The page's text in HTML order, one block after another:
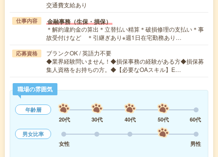
交通費支給あり
仕事内容 金融事務（生保・損保）
＊解約違約金の算出＊立替払い精算＊破損修理の支払い＊事
故受付けなど ＊引継ぎあり※週1日在宅勤務あり…
応募資格
ブランクOK / 英語力不要
◆業界経験問いません！◆損保事務の経験がある方◆損保募
集人資格をお持ちの方。◆【必要なOAスキル】E…
職場の雰囲気
年齢層
20代
30代 40代 50代
60代
男女比率
女性
男性